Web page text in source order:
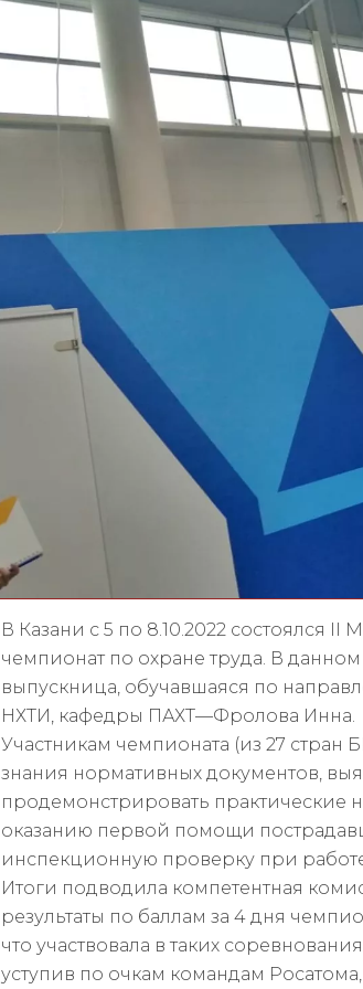
В Казани с 5 по 8.10.2022 состоялся
чемпионат по охране труда. В
выпускница, обучавшаяся по
НХТИ, кафедры ПАХТ—Фролова Инна.
Участникам чемпионата (из 27 стран
знания нормативных документов,
продемонстрировать практические
оказанию первой помощи
инспекционную проверку при
Итоги подводила компетентная
результаты по баллам за 4 дня
что участвовала в таких
уступив по очкам командам